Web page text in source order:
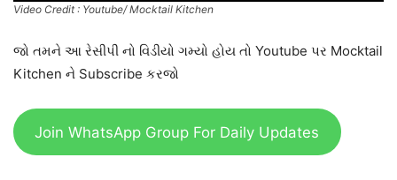
Video Credit : Youtube/ Mocktail Kitchen
જો તમને આ રેસીપી નો વિડીયો ગમ્યો હોય તો Youtube પર Mocktail
Kitchen ને Subscribe કરજો
Join WhatsApp Group For Daily Updates